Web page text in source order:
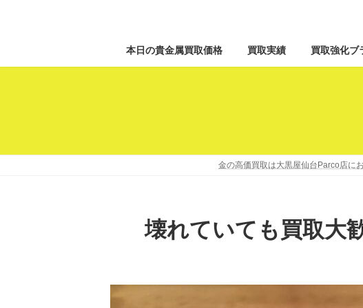
本日の貴金属買取価格 買取実績 買取強化ブ
金の高価買取は大黒屋仙台Parco店に
壊れていても買取大